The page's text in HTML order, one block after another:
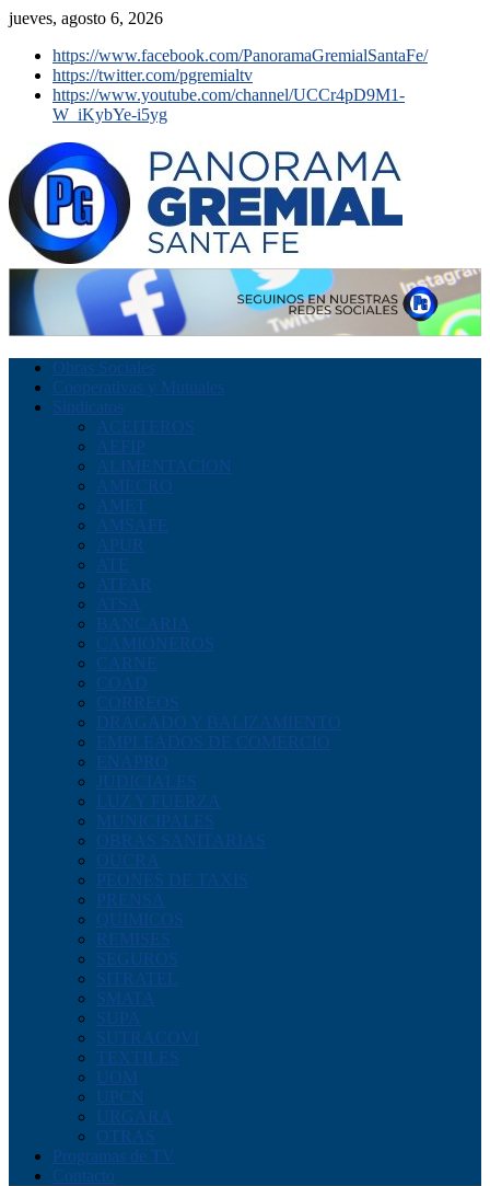
jueves, agosto 6, 2026
https://www.facebook.com/PanoramaGremialSantaFe/
https://twitter.com/pgremialtv
https://www.youtube.com/channel/UCCr4pD9M1-
W_iKybYe-i5yg
Obras Sociales
Cooperativas y Mutuales
Sindicatos
ACEITEROS
AEFIP
ALIMENTACION
AMECRO
AMET
AMSAFE
APUR
ATE
ATFAR
ATSA
BANCARIA
CAMIONEROS
CARNE
COAD
CORREOS
DRAGADO Y BALIZAMIENTO
EMPLEADOS DE COMERCIO
ENAPRO
JUDICIALES
LUZ Y FUERZA
MUNICIPALES
OBRAS SANITARIAS
OUCRA
PEONES DE TAXIS
PRENSA
QUIMICOS
REMISES
SEGUROS
SITRATEL
SMATA
SUPA
SUTRACOVI
TEXTILES
UOM
UPCN
URGARA
OTRAS
Programas de TV
Contacto